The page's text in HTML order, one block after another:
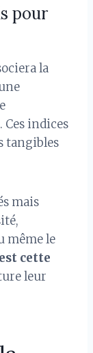
pour
la
indices
tangibles
mais
même le
cette
leur